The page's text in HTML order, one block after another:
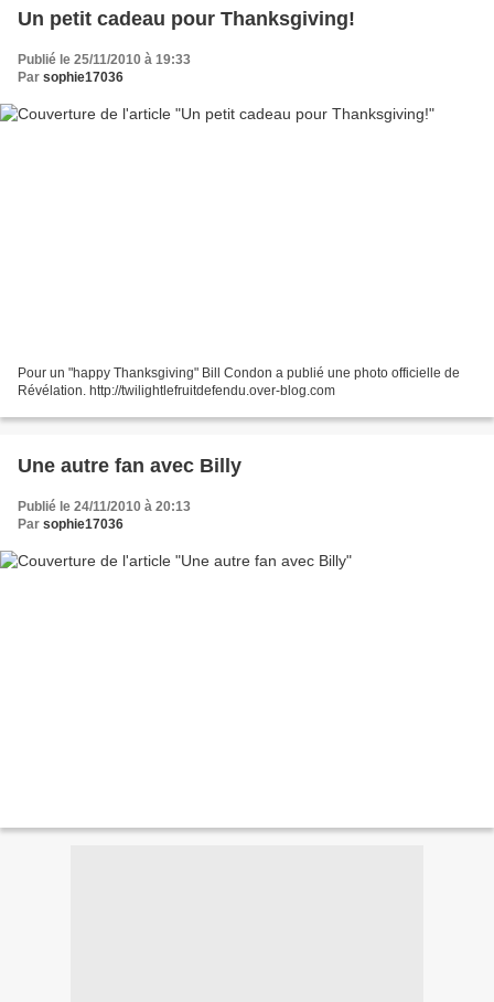
Un petit cadeau pour Thanksgiving!
Publié le 25/11/2010 à 19:33
Par sophie17036
Pour un "happy Thanksgiving" Bill Condon a publié une photo officielle de
Révélation. http://twilightlefruitdefendu.over-blog.com
Une autre fan avec Billy
Publié le 24/11/2010 à 20:13
Par sophie17036